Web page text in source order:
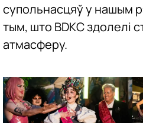
супольнасцяў у нашым
тым, што BDKC здолелі
атмасферу.